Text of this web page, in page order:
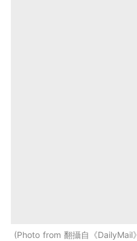
Photo from 翻攝自《DailyMail》